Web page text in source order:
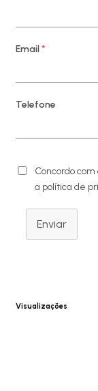
Email*
Telefone
Concordo
a política de
Enviar
Visualizações